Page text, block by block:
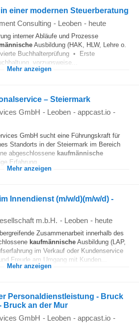
einer modernen Steuerberatung
Consulting - Leoben - heute
interner Abläufe und Prozesse
Ausbildung (HAK, HLW, Lehre o.
Buchhalterprüfung • Erste
vorzugsweise...
Mehr anzeigen
– Steiermark
GmbH - Leoben - appcast.io -
GmbH sucht eine Führungskraft für
Standorts in der Steiermark im Bereich
abgeschlossene kaufmännische
Erfahrung...
Mehr anzeigen
Innendienst (m/w/d)(m/w/d) -
m.b.H. - Leoben - heute
Zusammenarbeit innerhalb des
kaufmännische Ausbildung (LAP,
im Verkauf oder Kundenservice
Freude am Umgang mit Kunden...
Mehr anzeigen
Personaldienstleistung - Bruck
Bruck an der Mur
GmbH - Leoben - appcast.io -